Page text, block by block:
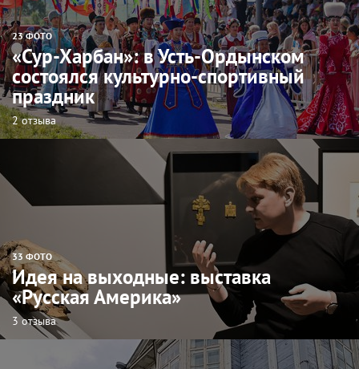
23 ФОТО
«Сур-Харбан»: в Усть-Ордынском
состоялся культурно-спортивный
праздник
2 отзыва
33 ФОТО
Идея на выходные: выставка
«Русская Америка»
3 отзыва